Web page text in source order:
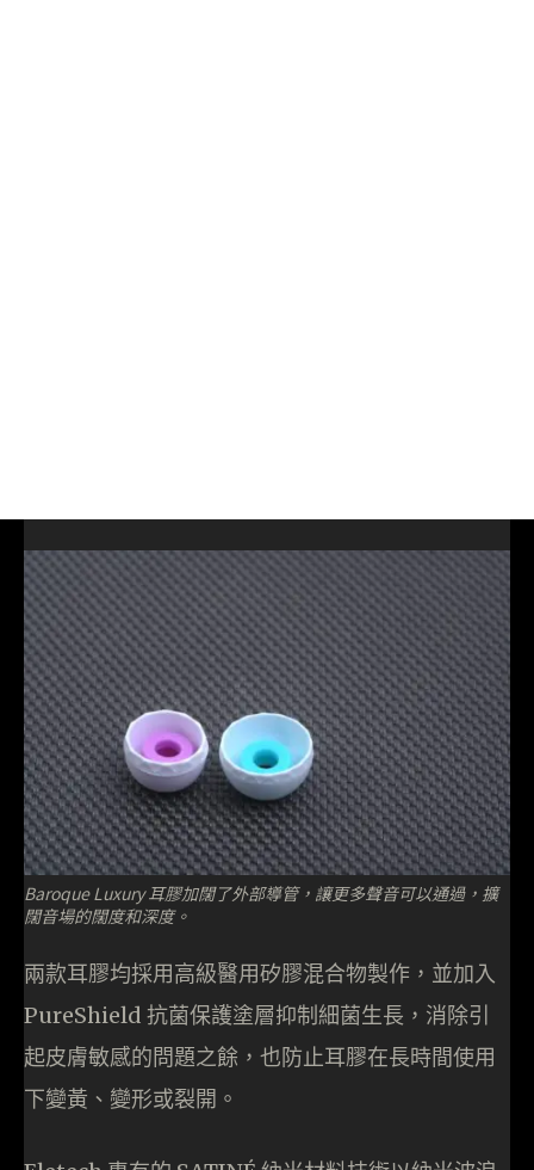
Baroque Luxury 耳膠加闊了外部導管，讓更多聲音可以通過，擴
闊音場的闊度和深度。
兩款耳膠均採用高級醫用矽膠混合物製作，並加入
PureShield 抗菌保護塗層抑制細菌生長，消除引
起皮膚敏感的問題之餘，也防止耳膠在長時間使用
下變黃、變形或裂開。